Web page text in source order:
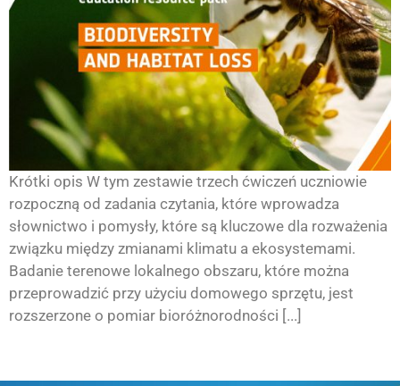
Krótki opis W tym zestawie trzech ćwiczeń uczniowie
rozpoczną od zadania czytania, które wprowadza
słownictwo i pomysły, które są kluczowe dla rozważenia
związku między zmianami klimatu a ekosystemami.
Badanie terenowe lokalnego obszaru, które można
przeprowadzić przy użyciu domowego sprzętu, jest
rozszerzone o pomiar bioróżnorodności [...]